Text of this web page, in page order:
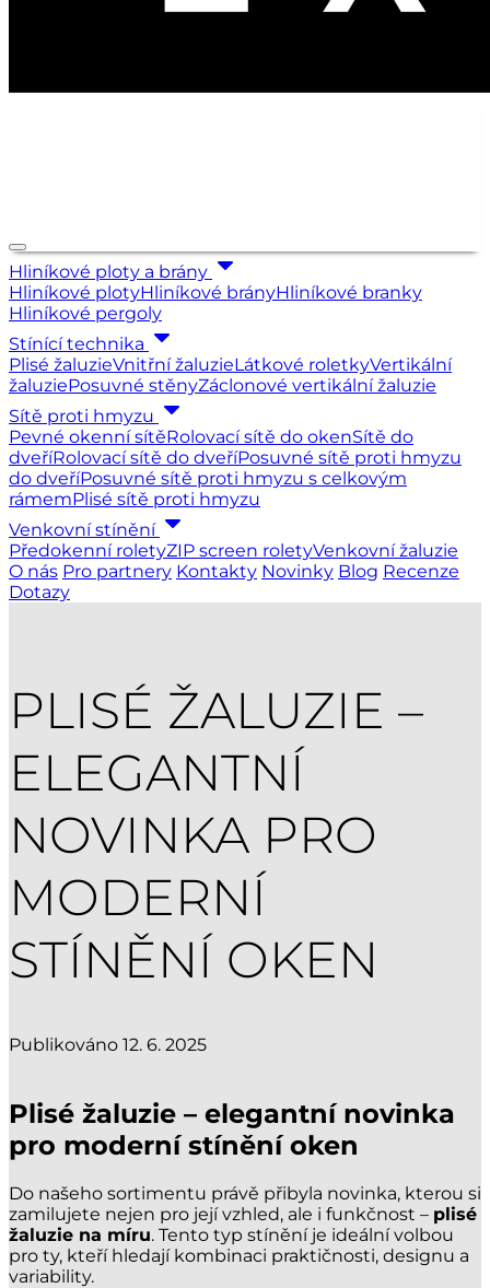
Hliníkové ploty a brány
Hliníkové plotyHliníkové brányHliníkové branky
Hliníkové pergoly
Stínící technika
Plisé žaluzieVnitřní žaluzieLátkové roletkyVertikální
žaluziePosuvné stěnyZáclonové vertikální žaluzie
Sítě proti hmyzu
Pevné okenní sítěRolovací sítě do okenSítě do
dveříRolovací sítě do dveříPosuvné sítě proti hmyzu
do dveříPosuvné sítě proti hmyzu s celkovým
rámemPlisé sítě proti hmyzu
Venkovní stínění
Předokenní roletyZIP screen roletyVenkovní žaluzie
O nás Pro partnery Kontakty Novinky Blog Recenze
Dotazy
PLISÉ ŽALUZIE –
ELEGANTNÍ
NOVINKA PRO
MODERNÍ
STÍNĚNÍ OKEN
Publikováno 12. 6. 2025
Plisé žaluzie – elegantní novinka
pro moderní stínění oken
Do našeho sortimentu právě přibyla novinka, kterou si
zamilujete nejen pro její vzhled, ale i funkčnost – plisé
žaluzie na míru. Tento typ stínění je ideální volbou
pro ty, kteří hledají kombinaci praktičnosti, designu a
variability.